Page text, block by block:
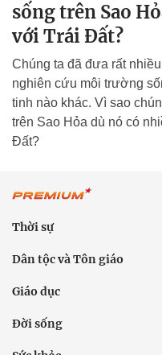
sống trên Sao
với Trái Đất?
Chúng ta đã đưa rất
nghiên cứu môi trường
tinh nào khác. Vì sao
trên Sao Hỏa dù nó có
Đất?
Thời sự
Dân tộc và Tôn giáo
Giáo dục
Đời sống